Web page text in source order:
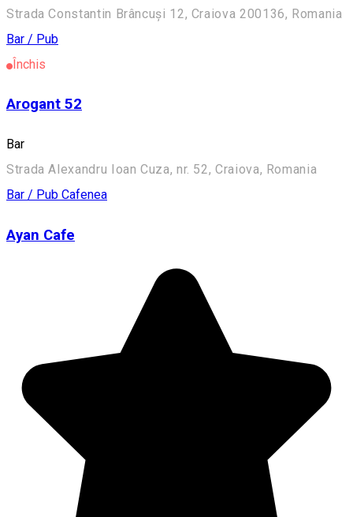
Strada Constantin Brâncuși 12, Craiova 200136, Romania
Bar / Pub
Închis
Arogant 52
Bar
Strada Alexandru Ioan Cuza, nr. 52, Craiova, Romania
Bar / Pub Cafenea
Ayan Cafe